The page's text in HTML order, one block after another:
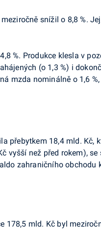
snížil o 8,8 %.
%. Produkce klesla v
(o 1,3 %) i
mzda nominálně o 1,6
přebytkem 18,4 mld. Kč,
vyšší než před rokem),
zahraničního obchodu
178,5 mld. Kč byl